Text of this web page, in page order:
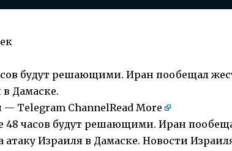
будут решающими. Иран пообещал
в Дамаске.
— Telegram ChannelRead More
часов будут решающими. Иран
атаку Израиля в Дамаске. Новости